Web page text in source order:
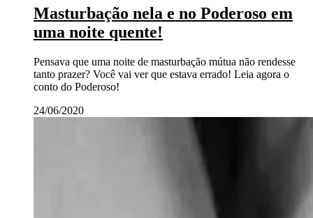
Masturbação nela e no Poderoso em
uma noite quente!
Pensava que uma noite de masturbação mútua não rendesse
tanto prazer? Você vai ver que estava errado! Leia agora o
conto do Poderoso!
24/06/2020